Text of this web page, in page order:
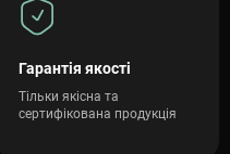
Гарантія якості
Тільки якісна та
сертифікована продукція